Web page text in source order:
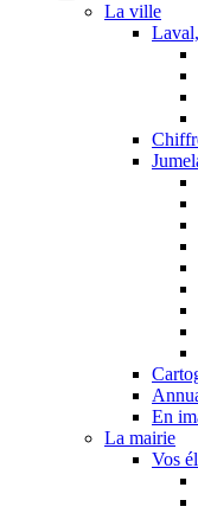
La ville
En
La mairie
Vos